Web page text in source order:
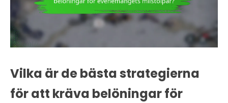
Vilka är de bästa strategierna
för att kräva belöningar för